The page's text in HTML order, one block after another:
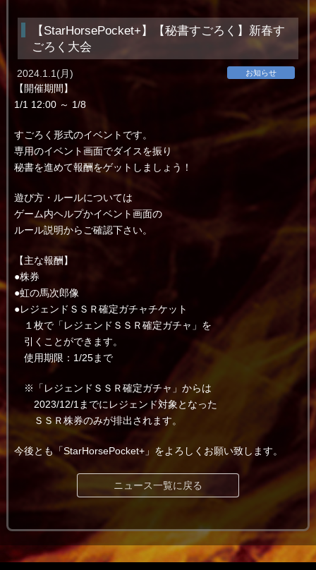
【StarHorsePocket+】【秘書すごろく】新春す
ごろく大会
お知らせ
2024.1.1(月)
【開催期間】
1/1 12:00 ～ 1/8
すごろく形式のイベントです。
専用のイベント画面でダイスを振り
秘書を進めて報酬をゲットしましょう！
遊び方・ルールについては
ゲーム内ヘルプかイベント画面の
ルール説明からご確認下さい。
【主な報酬】
●株券
●虹の馬次郎像
●レジェンドＳＳＲ確定ガチャチケット
１枚で「レジェンドＳＳＲ確定ガチャ」を
引くことができます。
使用期限：1/25まで
※「レジェンドＳＳＲ確定ガチャ」からは
2023/12/1までにレジェンド対象となった
ＳＳＲ株券のみが排出されます。
今後とも「StarHorsePocket+」をよろしくお願い致します。
ニュース一覧に戻る